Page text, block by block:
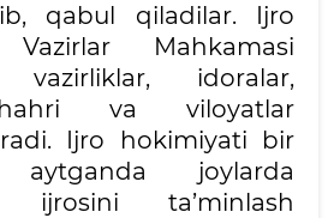
qabul qiladilar. Ijro
Vazirlar Mahkamasi
vazirliklar, idoralar,
va viloyatlar
Ijro hokimiyati bir
joylarda
ijrosini ta’minlash